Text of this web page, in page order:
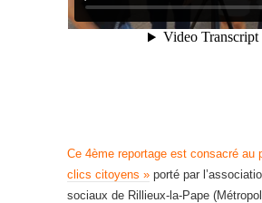
Ce 4ème reportage est consacré au
clics citoyens » porté par
sociaux de Rillieux-la-Pape